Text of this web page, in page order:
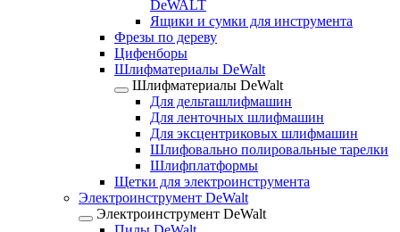
DeWALT
Ящики и сумки для инструмента
Фрезы по дереву
Цифенборы
Шлифматериалы DeWalt
Шлифматериалы DeWalt
Для дельташлифмашин
Для ленточных шлифмашин
Для эксцентриковых шлифмашин
Шлифовально полировальные тарелки
Шлифплатформы
Щетки для электроинструмента
Электроинструмент DeWalt
Электроинструмент DeWalt